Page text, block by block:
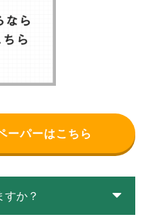
ーパーはこちら
すか？